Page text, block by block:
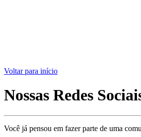
Voltar para início
Nossas Redes
Você já pensou em fazer parte de uma